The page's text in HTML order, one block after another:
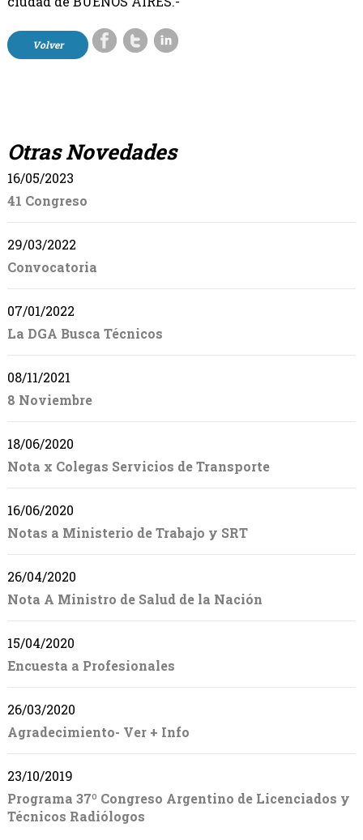
Volver
Otras Novedades
16/05/2023
41 Congreso
29/03/2022
Convocatoria
07/01/2022
La DGA Busca Técnicos
08/11/2021
8 Noviembre
18/06/2020
Nota x Colegas Servicios de Transporte
16/06/2020
Notas a Ministerio de Trabajo y SRT
26/04/2020
Nota A Ministro de Salud de la Nación
15/04/2020
Encuesta a Profesionales
26/03/2020
Agradecimiento- Ver + Info
23/10/2019
Programa 37º Congreso Argentino de Licenciados y
Técnicos Radiólogos